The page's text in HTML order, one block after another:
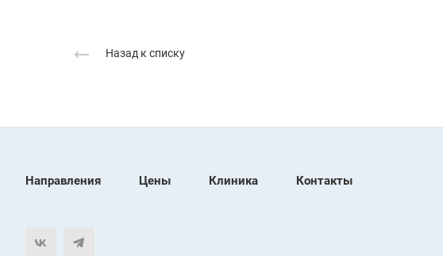
Назад к списку
Направления Цены Клиника Контакты